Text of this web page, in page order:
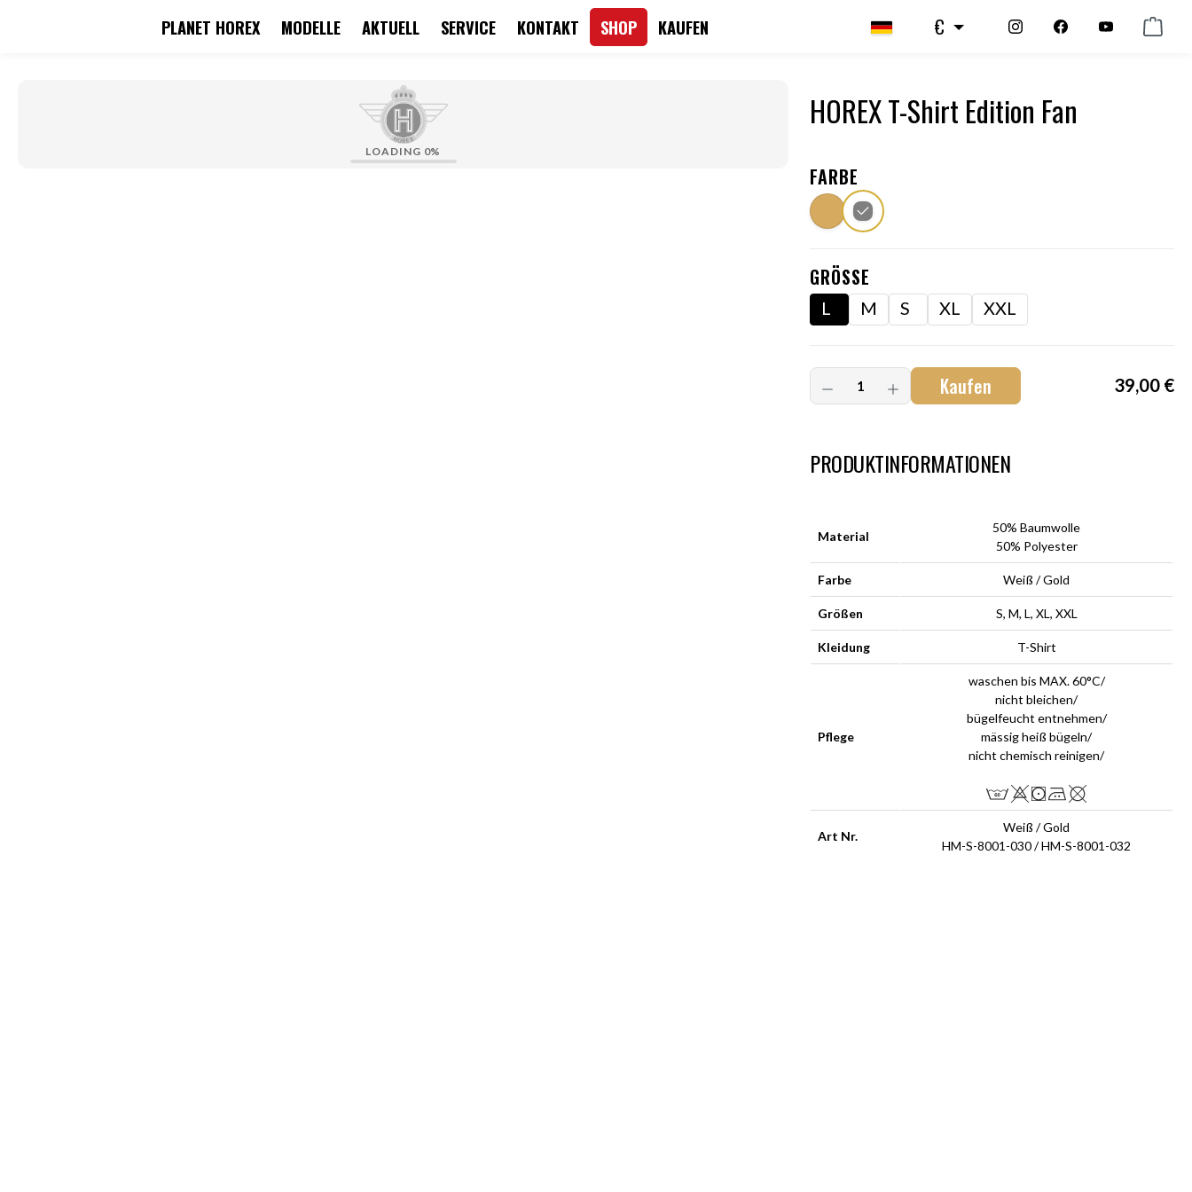
PLANET HOREX MODELLE AKTUELL SERVICE KONTAKT SHOP KAUFEN €
LOADING 0%
HOREX T-Shirt Edition Fan
FARBE
GRÖSSE
L M S XL XXL
Kaufen 39,00 €
PRODUKTINFORMATIONEN
Material
50% Baumwolle
50% Polyester
Farbe Weiß / Gold
Größen S, M, L, XL, XXL
Kleidung T-Shirt
Pflege
waschen bis MAX. 60°C/
nicht bleichen/
bügelfeucht entnehmen/
mässig heiß bügeln/
nicht chemisch reinigen/
Art Nr.
Weiß / Gold
HM-S-8001-030 / HM-S-8001-032